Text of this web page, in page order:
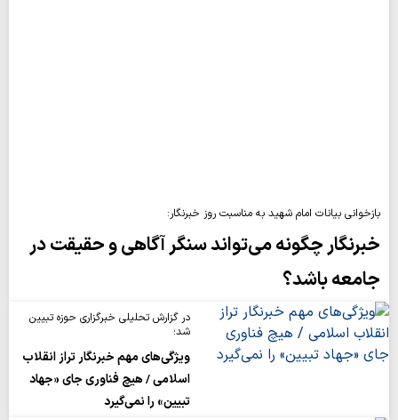
بازخوانی بیانات امام شهید به مناسبت روز خبرنگار:
خبرنگار چگونه می‌تواند سنگر آگاهی و حقیقت در
جامعه باشد؟
در گزارش تحلیلی خبرگزاری حوزه تبیین
شد؛
ویژگی‌های مهم خبرنگار تراز انقلاب
اسلامی / هیچ فناوری‌ جای «جهاد
تبیین» را نمی‌گیرد